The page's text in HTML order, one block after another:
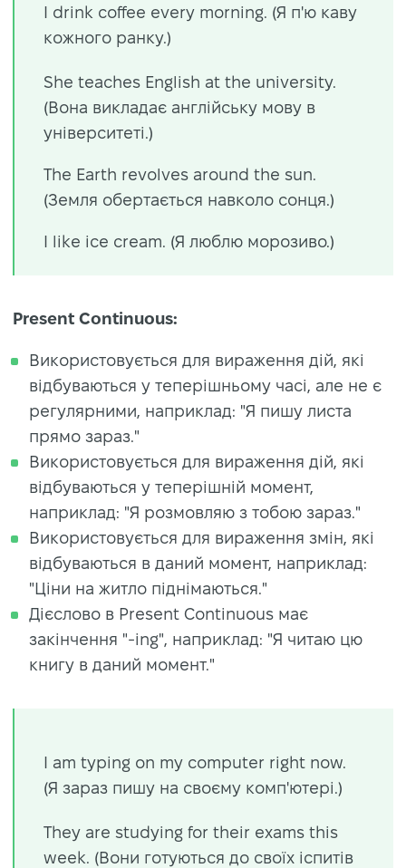
I drink coffee every morning. (Я п'ю каву
кожного ранку.)
She teaches English at the university.
(Вона викладає англійську мову в
університеті.)
The Earth revolves around the sun.
(Земля обертається навколо сонця.)
I like ice cream. (Я люблю морозиво.)
Present Continuous:
Використовується для вираження дій, які
відбуваються у теперішньому часі, але не є
регулярними, наприклад: "Я пишу листа
прямо зараз."
Використовується для вираження дій, які
відбуваються у теперішній момент,
наприклад: "Я розмовляю з тобою зараз."
Використовується для вираження змін, які
відбуваються в даний момент, наприклад:
"Ціни на житло піднімаються."
Дієслово в Present Continuous має
закінчення "-ing", наприклад: "Я читаю цю
книгу в даний момент."
I am typing on my computer right now.
(Я зараз пишу на своєму комп'ютері.)
They are studying for their exams this
week. (Вони готуються до своїх іспитів